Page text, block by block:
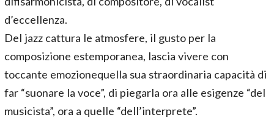
d’eccellenza.
Del jazz cattura le atmosfere, il gusto per la
composizione estemporanea, lascia vivere con
toccante emozionequella sua straordinaria capacità di
far “suonare la voce”, di piegarla ora alle esigenze “del
musicista”, ora a quelle “dell’interprete”.